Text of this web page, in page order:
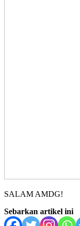
SALAM AMDG!
Sebarkan artikel ini